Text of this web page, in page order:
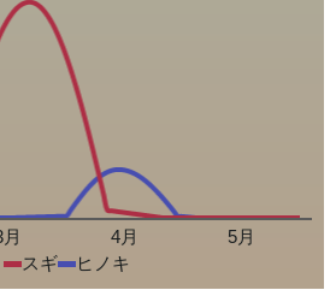
4月
5月
スギ
ヒノキ